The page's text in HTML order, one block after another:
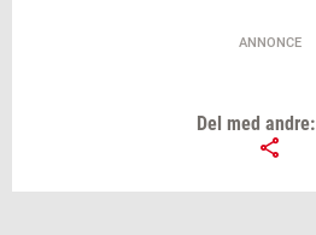
ANNONCE
Del med andre: